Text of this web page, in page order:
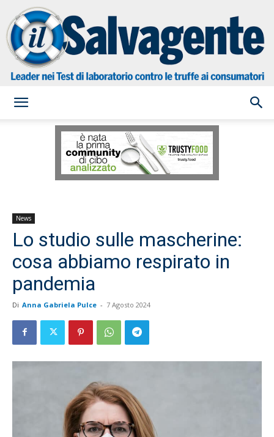
Salvagente
News
Lo studio sulle mascherine:
cosa abbiamo respirato in
pandemia
Di Anna Gabriela Pulce - 7 Agosto 2024